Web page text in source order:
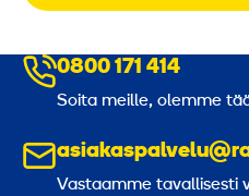
0800 171 414
Soita meille, olemme
Vastaamme tavallisesti